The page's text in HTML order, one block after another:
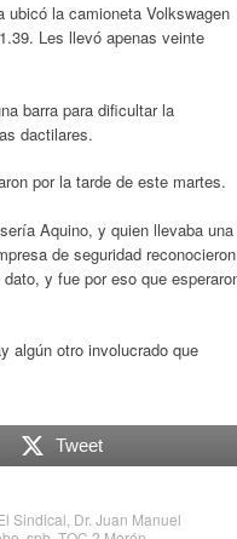
la camioneta Volkswagen
Les llevó apenas veinte
barra para dificultar la
dactilares.
por la tarde de este martes.
Aquino, y quien llevaba una
de seguridad reconocieron
y fue por eso que
algún otro involucrado que
Tweet
Sindical Dr. Juan Manuel